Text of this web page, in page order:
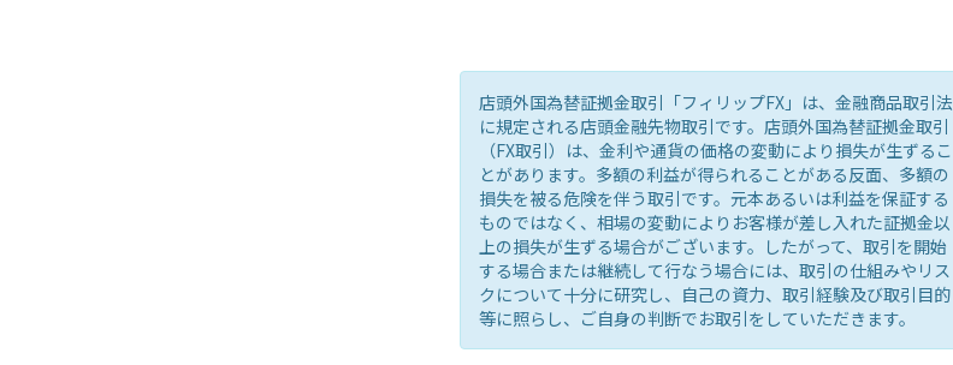
店頭外国為替証拠金取引「フィリップFX」は、金融商品取引法
に規定される店頭金融先物取引です。店頭外国為替証拠金取引
（FX取引）は、金利や通貨の価格の変動により損失が生ずるこ
とがあります。多額の利益が得られることがある反面、多額の
損失を被る危険を伴う取引です。元本あるいは利益を保証する
ものではなく、相場の変動によりお客様が差し入れた証拠金以
上の損失が生ずる場合がございます。したがって、取引を開始
する場合または継続して行なう場合には、取引の仕組みやリス
クについて十分に研究し、自己の資力、取引経験及び取引目的
等に照らし、ご自身の判断でお取引をしていただきます。